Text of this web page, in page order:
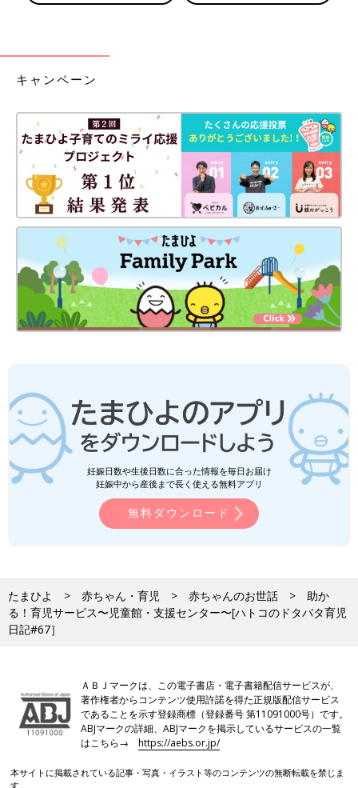
キャンペーン
妊娠日数や生後日数に合った情報を毎日お届け
妊娠中から産後まで長く使える無料アプリ
無料ダウンロード
たまひよ 赤ちゃん・育児 赤ちゃんのお世話
助か
る！育児サービス〜児童館・支援センター〜[ハトコのドタバタ育児
日記#67］
ＡＢＪマークは、この電子書店・電子書籍配信サービスが、
著作権者からコンテンツ使用許諾を得た正規版配信サービス
であることを示す登録商標（登録番号 第11091000号）です。
ABJマークの詳細、ABJマークを掲示しているサービスの一覧
はこちら→https://aebs.or.jp/
本サイトに掲載されている記事・写真・イラスト等のコンテンツの無断転載を禁じま
す。